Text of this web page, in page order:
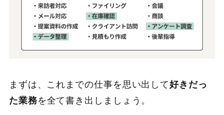
まずは、これまでの仕事を思い出して好きだっ
た業務を全て書き出しましょう。